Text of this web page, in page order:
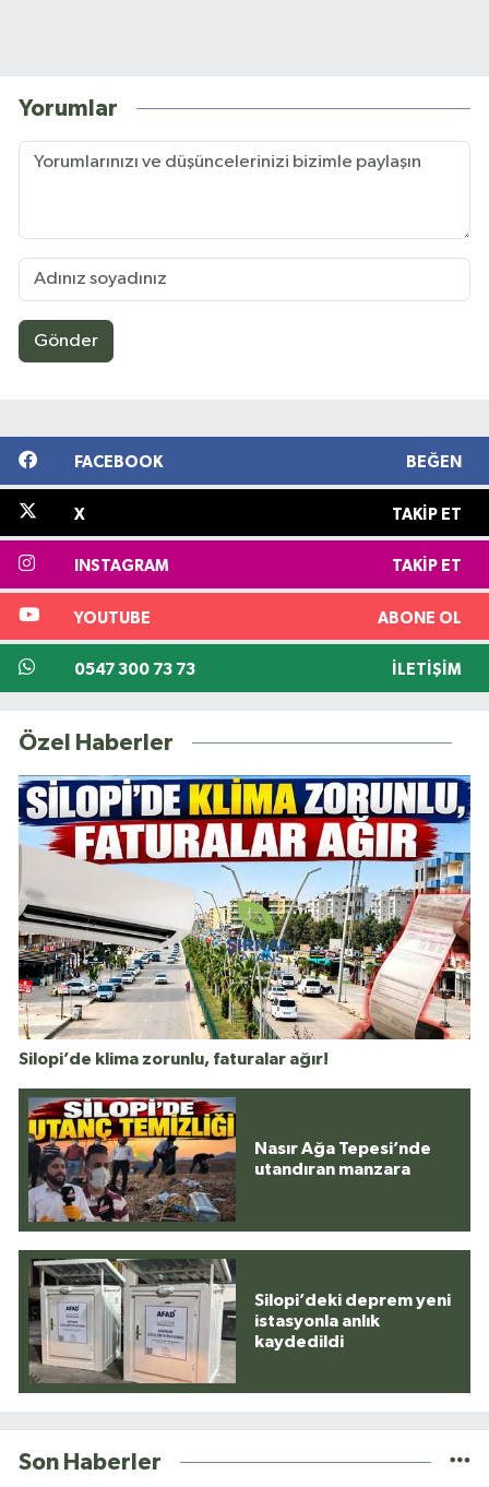
Yorumlar
Gönder
FACEBOOK BEĞEN
X TAKIP ET
INSTAGRAM TAKIP ET
YOUTUBE ABONE OL
0547 300 73 73 İLETIŞIM
Özel Haberler
Silopi’de klima zorunlu, faturalar ağır!
Nasır Ağa Tepesi’nde
utandıran manzara
Silopi’deki deprem yeni
istasyonla anlık
kaydedildi
Son Haberler